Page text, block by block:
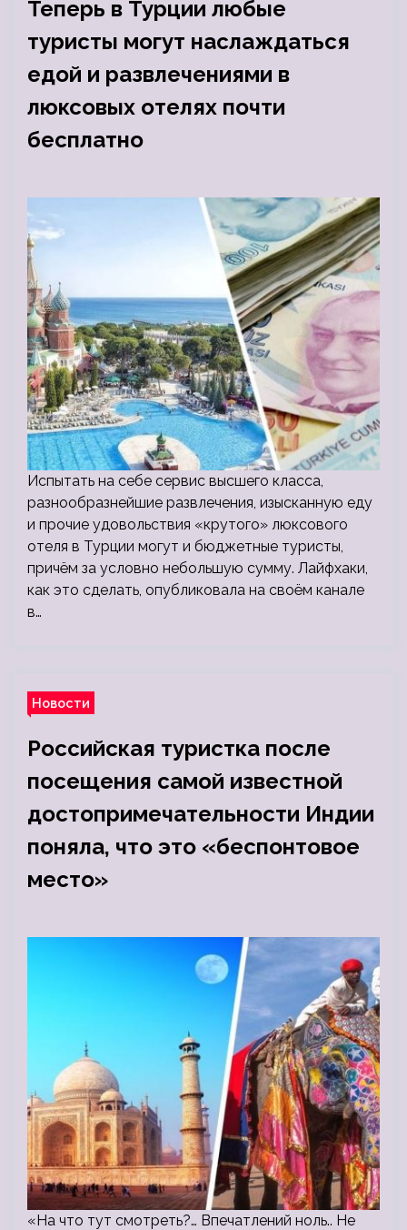
Теперь в Турции любые
туристы могут наслаждаться
едой и развлечениями в
люксовых отелях почти
бесплатно
Испытать на себе сервис высшего класса,
разнообразнейшие развлечения, изысканную еду
и прочие удовольствия «крутого» люксового
отеля в Турции могут и бюджетные туристы,
причём за условно небольшую сумму. Лайфхаки,
как это сделать, опубликовала на своём канале
в…
Новости
Российская туристка после
посещения самой известной
достопримечательности Индии
поняла, что это «беспонтовое
место»
«На что тут смотреть?… Впечатлений ноль.. Не